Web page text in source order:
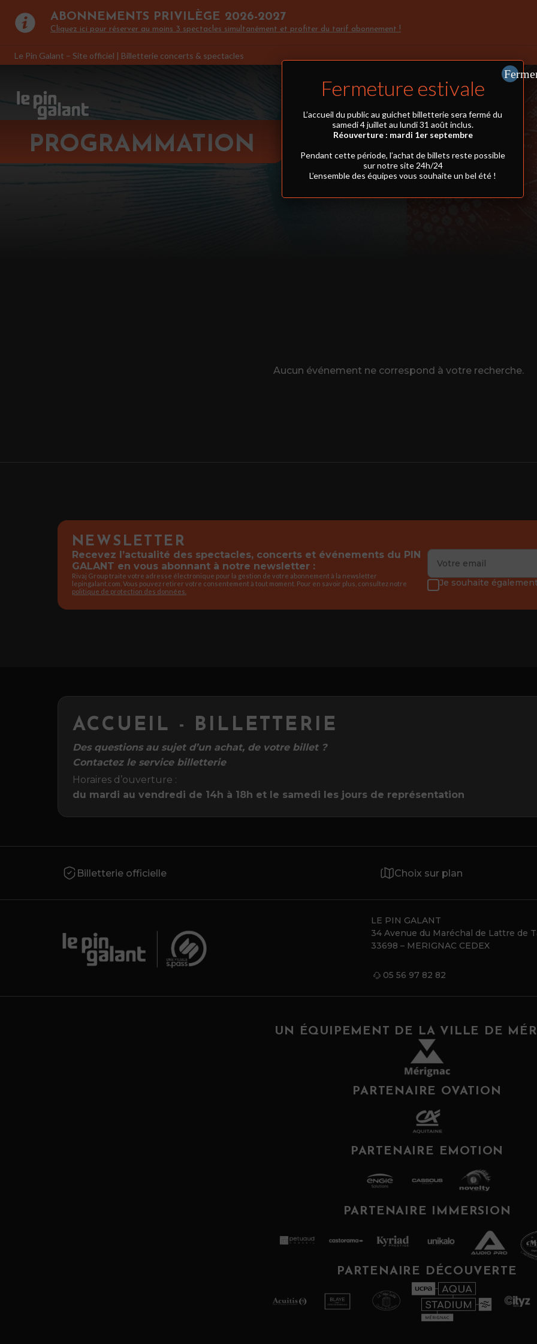
ABONNEMENTS PRIVILÈGE 2026-2027
Cliquez ici pour réserver au moins 3 spectacles simultanément et profiter du tarif abonnement !
Le Pin Galant – Site officiel | Billetterie concerts & spectacles
PROGRAMMATION
Aucun événement ne correspond à votre recherche.
NEWSLETTER
Recevez l’actualité des spectacles, concerts et événements du PIN
GALANT en vous abonnant à notre newsletter :
Rivaj Group traite votre adresse électronique pour la gestion de votre abonnement à la newsletter
lepingalant.com. Vous pouvez retirer votre consentement à tout moment. Pour en savoir plus, consultez notre
politique de protection des données.
Je souhaite
ACCUEIL - BILLETTERIE
Des questions au sujet d’un achat, de votre billet ?
Contactez le service billetterie
Horaires d’ouverture :
du mardi au vendredi de 14h à 18h et le samedi les jours de représentation
Billetterie officielle Choix sur plan
LE PIN GALANT
34 Avenue du Maréchal de Lattre de
33698 – MERIGNAC CEDEX
05 56 97 82 82
UN ÉQUIPEMENT DE LA VILLE DE
PARTENAIRE OVATION
PARTENAIRE EMOTION
PARTENAIRE IMMERSION
PARTENAIRE DÉCOUVERTE
Fermeture estivale
L’accueil du public au guichet billetterie sera fermé du
samedi 4 juillet au lundi 31 août inclus.
Réouverture : mardi 1er septembre
Pendant cette période, l’achat de billets reste possible
sur notre site 24h/24
L’ensemble des équipes vous souhaite un bel été !